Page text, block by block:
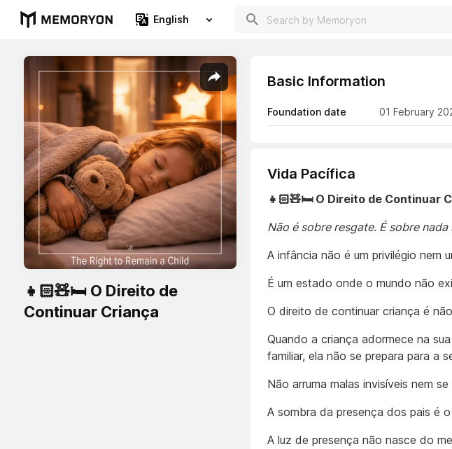
English
👧🏻🧸🛏️ O Direito de
Continuar Criança
Basic Information
Foundation date 01 February
Vida Pacífica
👧🏻🧸🛏️ O Direito de Continuar
Não é sobre resgate. É sobre
A infância não é um privilégio nem
É um estado onde o mundo não
O direito de continuar criança é
Quando a criança adormece na
familiar, ela não se prepara para a
Não arruma malas invisíveis nem
A sombra da presença dos pais é
A luz de presença não nasce do